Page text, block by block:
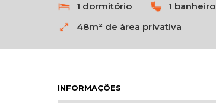
1 dormitório 1 banheiro
48m² de área privativa
INFORMAÇÕES